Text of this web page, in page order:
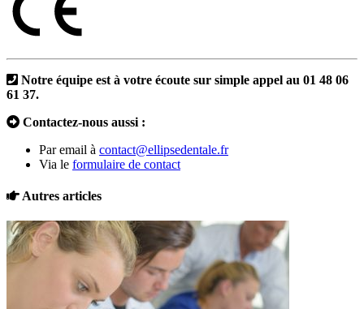
Notre équipe est à votre écoute sur simple appel au 01 48 06
61 37.
Contactez-nous aussi :
Par email à contact@ellipsedentale.fr
Via le formulaire de contact
Autres articles